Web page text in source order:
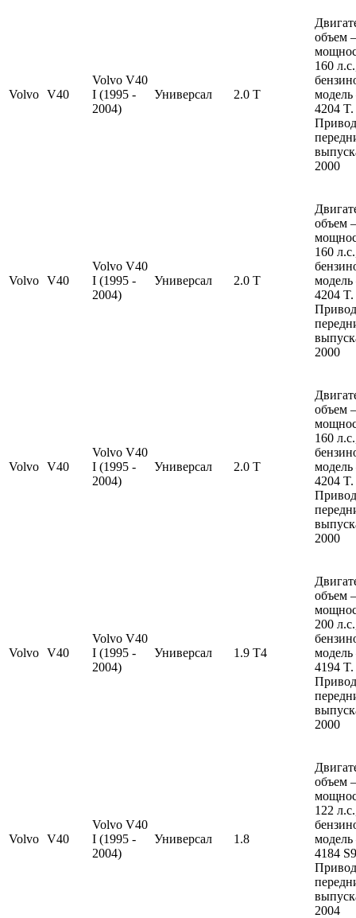
Volvo V40
Volvo V40
I (1995 -
2004)
Универсал 2.0 T
объем
160
4204 T.
2000
Volvo V40
Volvo V40
I (1995 -
2004)
Универсал 2.0 T
объем
160
4204 T.
2000
Volvo V40
Volvo V40
I (1995 -
2004)
Универсал 2.0 T
объем
160
4204 T.
2000
Volvo V40
Volvo V40
I (1995 -
2004)
Универсал 1.9 T4
объем
200
4194 T.
2000
Volvo V40
Volvo V40
I (1995 -
2004)
Универсал 1.8
объем
122
4184
2004